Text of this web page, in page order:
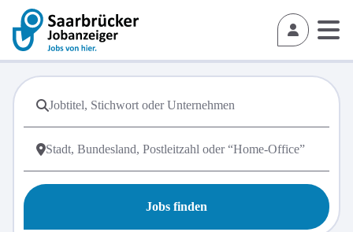
Jobs finden